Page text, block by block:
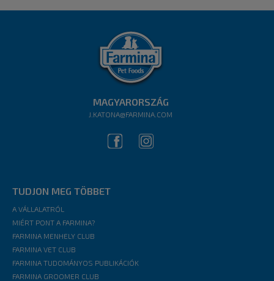
MAGYARORSZÁG
J.KATONA@FARMINA.COM
TUDJON MEG TÖBBET
A VÁLLALATRÓL
MIÉRT PONT A FARMINA?
FARMINA MENHELY CLUB
FARMINA VET CLUB
FARMINA TUDOMÁNYOS PUBLIKÁCIÓK
FARMINA GROOMER CLUB